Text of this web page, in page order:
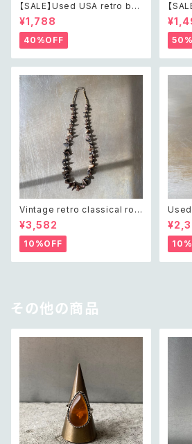
【SALE】Used USA retro bot
anical flower salopette sh
ort pants レトロ アメリカ ユー
ズド 古着 ライトグリーン ボタニ
カル フラワー サロペット ショー
トパンツ
¥1,788
40%OFF
【
s
uch
ト ビ
ーチ
Vintage retro classical rou
gh cut shell beads necklac
e レトロ ヴィンテージ アクセサ
リー クラシカル ラフカット シェ
ル ビーズ ネックレス
¥3,582
10%OFF
ss
ロ ア
ー ゴ
ュー
その他の商品